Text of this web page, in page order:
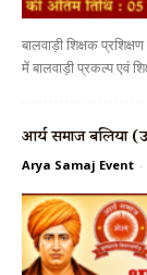
बालवाड़ी शिक्षक
में बालवाड़ी प्रकल्प एवं
आर्य समाज बलिया
Arya Samaj Event -